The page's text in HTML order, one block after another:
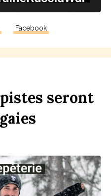
Facebook
pistes seront
gaies